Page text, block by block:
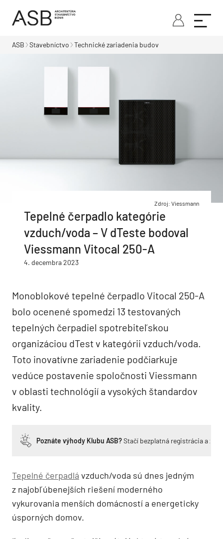
ASB Stavebníctvo Technické zariadenia budov
Zdroj: Viessmann
Tepelné čerpadlo kategórie
vzduch/voda – V dTeste bodoval
Viessmann Vitocal 250-A
4. decembra 2023
Monoblokové tepelné čerpadlo Vitocal 250-A
bolo ocenené spomedzi 13 testovaných
tepelných čerpadiel spotrebiteľskou
organizáciou dTest v kategórii vzduch/voda.
Toto inovatívne zariadenie podčiarkuje
vedúce postavenie spoločnosti Viessmann
v oblasti technológií a vysokých štandardov
kvality.
Poznáte výhody Klubu ASB?Stačí bezplatná registrácia a
Tepelné čerpadlá vzduch/voda sú dnes jedným
z najobľúbenejších riešení moderného
vykurovania menších domácností a energeticky
úsporných domov.